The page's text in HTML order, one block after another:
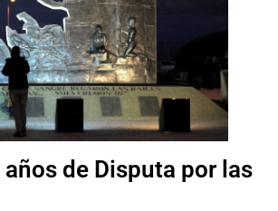
de Disputa por las